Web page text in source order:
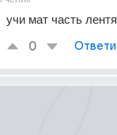
учи мат часть
0